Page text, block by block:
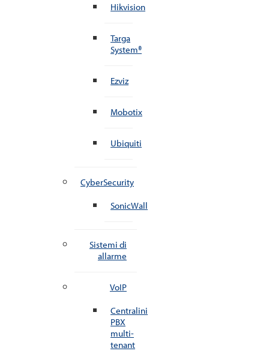
Hikvision
Targa
System®
Ezviz
Mobotix
Ubiquiti
CyberSecurity
SonicWall
Sistemi di
allarme
VoIP
Centralini
PBX
multi-
tenant